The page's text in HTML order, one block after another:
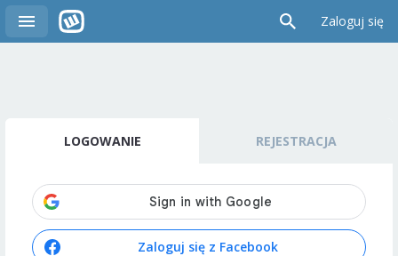
Zaloguj się
LOGOWANIE REJESTRACJA
Zaloguj się z Facebook